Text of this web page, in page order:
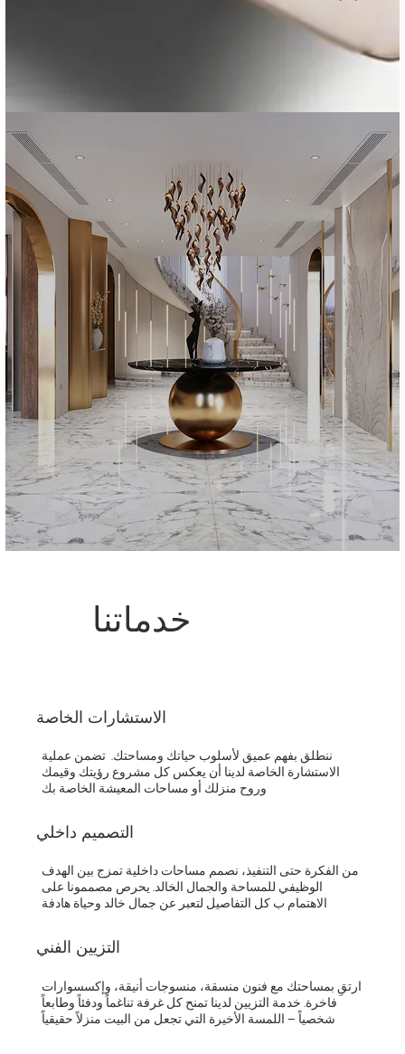
خدماتنا
الاستشارات الخاصة
ننطلق بفهم عميق لأسلوب حياتك ومساحتك. تضمن عملية
الاستشارة الخاصة لدينا أن يعكس كل مشروع رؤيتك وقيمك
وروح منزلك أو مساحات المعيشة الخاصة بك
التصميم داخلي
من الفكرة حتى التنفيذ، نصمم مساحات داخلية تمزج بين الهدف
الوظيفي للمساحة والجمال الخالد. يحرص مصممونا على
الاهتمام ب كل التفاصيل لتعبر عن جمال خالد وحياة هادفة
التزيين الفني
ارتقِ بمساحتك مع فنون منسقة، منسوجات أنيقة، وإكسسوارات
فاخرة. خدمة التزيين لدينا تمنح كل غرفة تناغماً ودفئاً وطابعاً
شخصياً — اللمسة الأخيرة التي تجعل من البيت منزلاً حقيقياً